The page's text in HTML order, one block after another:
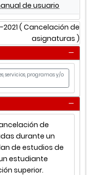
de usuario
( Cancelación de
asignaturas )
servicios, programas y/o
de
durante un
de estudios de
estudiante
superior.